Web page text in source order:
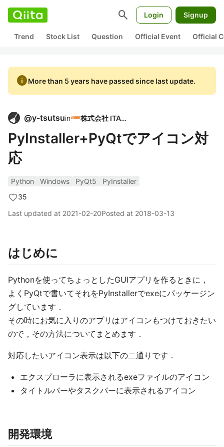
search Login Signup
Trend Stock List Question Official Event Official
infoMore than 5 years have passed since last update.
@y-tsutsuin 株式会社 ITAGE
PyInstaller+PyQtでアイコン対
応
Python Windows PyQt5
PyInstaller
35
Last updated at 2021-02-20Posted at 2018-03-13
はじめに
Pythonを使ってちょっとしたGUIアプリを作るときに，
よくPyQtで書いてそれをPyInstallerでexeにパッケージン
グしています．
その時にお気に入りのアプリはアイコンもつけておきたい
ので，その方法についてまとめます．
対応したいアイコン表示は以下の二通りです．
エクスプローラに表示されるexeファイルのアイコン
タイトルバーやタスクバーに表示されるアイコン
開発環境